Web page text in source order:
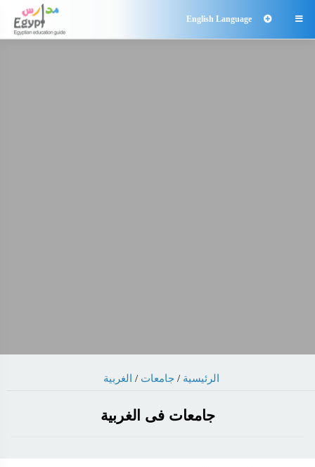

English Language
الرئيسية / جامعات / الغربية
جامعات فى الغربية